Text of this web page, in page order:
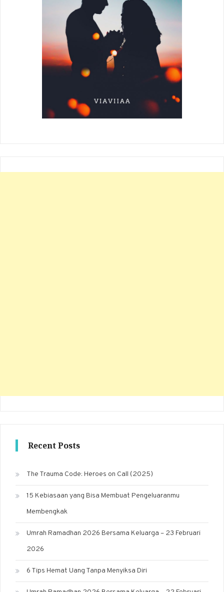
Recent Posts
The Trauma Code: Heroes on Call (2025)
15 Kebiasaan yang Bisa Membuat Pengeluaranmu
Membengkak
Umrah Ramadhan 2026 Bersama Keluarga – 23 Februari
2026
6 Tips Hemat Uang Tanpa Menyiksa Diri